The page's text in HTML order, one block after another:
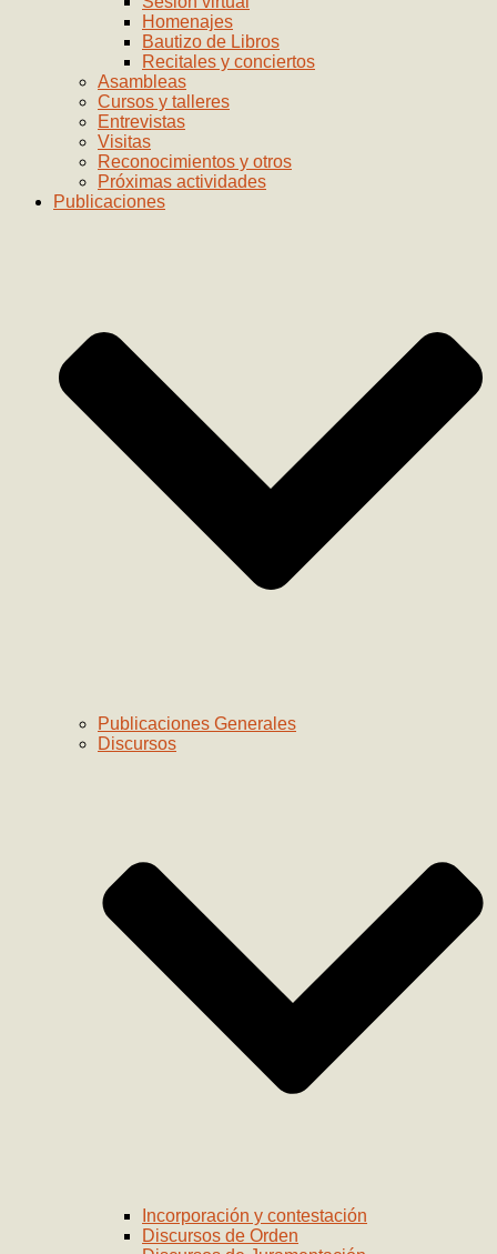
Homenajes
Bautizo de Libros
Recitales y conciertos
Asambleas
Cursos y talleres
Entrevistas
Visitas
Reconocimientos y otros
Próximas actividades
Publicaciones
Publicaciones Generales
Discursos
Incorporación y contestación
Discursos de Orden